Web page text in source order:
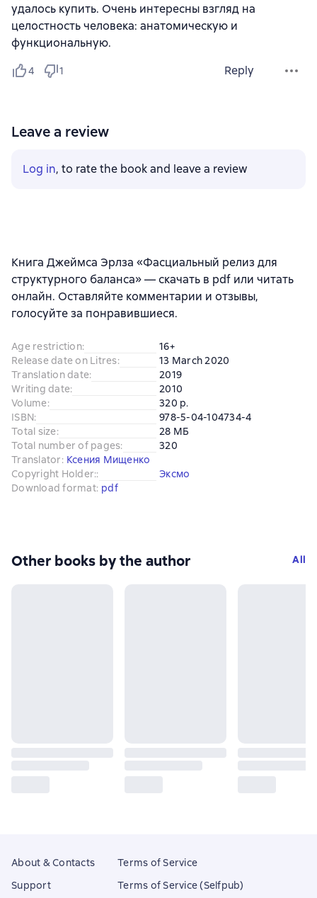
удалось купить. Очень интересны взгляд на
целостность человека: анатомическую и
функциональную.
4 1 Reply
Leave a review
Log in, to rate the book and leave a review
Книга Джеймса Эрлза «Фасциальный релиз для
структурного баланса» — скачать в pdf или читать
онлайн. Оставляйте комментарии и отзывы,
голосуйте за понравившиеся.
Age restriction:
16+
Release date on Litres:
13 March 2020
Translation date:
2019
Writing date:
2010
Volume:
320 p.
ISBN:
978-5-04-104734-4
Total size:
28 МБ
Total number of pages:
320
Translator: Ксения Мищенко
Copyright Holder::
Эксмо
Download format: pdf
Other books by the author All
About & Contacts
Support
Terms of Service
Terms of Service (Selfpub)